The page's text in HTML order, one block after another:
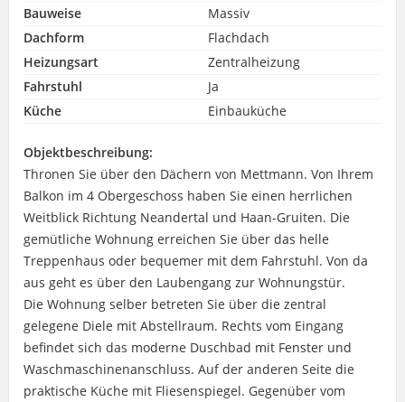
Bauweise
Massiv
Dachform
Flachdach
Heizungsart
Zentralheizung
Fahrstuhl
Ja
Küche
Einbauküche
Objektbeschreibung:
Thronen Sie über den Dächern von Mettmann. Von Ihrem
Balkon im 4 Obergeschoss haben Sie einen herrlichen
Weitblick Richtung Neandertal und Haan-Gruiten. Die
gemütliche Wohnung erreichen Sie über das helle
Treppenhaus oder bequemer mit dem Fahrstuhl. Von da
aus geht es über den Laubengang zur Wohnungstür.
Die Wohnung selber betreten Sie über die zentral
gelegene Diele mit Abstellraum. Rechts vom Eingang
befindet sich das moderne Duschbad mit Fenster und
Waschmaschinenanschluss. Auf der anderen Seite die
praktische Küche mit Fliesenspiegel. Gegenüber vom